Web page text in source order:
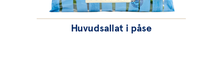
Huvudsallat i påse